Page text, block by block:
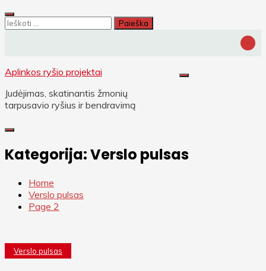
Skip
to
Ieškoti:
Aplinkos ryšio projektai
Judėjimas, skatinantis žmonių
tarpusavio ryšius ir bendravimą
Kategorija:Verslo pulsas
Home
Verslo pulsas
Page 2
Verslo pulsas